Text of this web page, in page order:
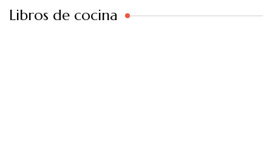
Libros de cocina